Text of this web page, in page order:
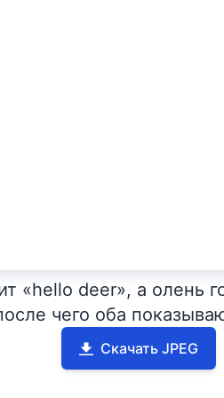
«hello deer», а олень
чего оба
Скачать JPEG